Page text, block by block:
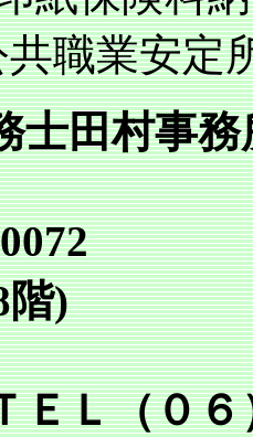
職業安定
士田村事務
大
階)
６）６